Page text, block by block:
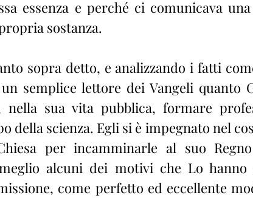
essenza e perché ci comunicava
sostanza.
sopra detto, e analizzando i fatti
semplice lettore dei Vangeli quanto
nella sua vita pubblica, formare
della scienza. Egli si è impegnato nel
per incamminarle al suo
alcuni dei motivi che Lo
come perfetto ed eccellente